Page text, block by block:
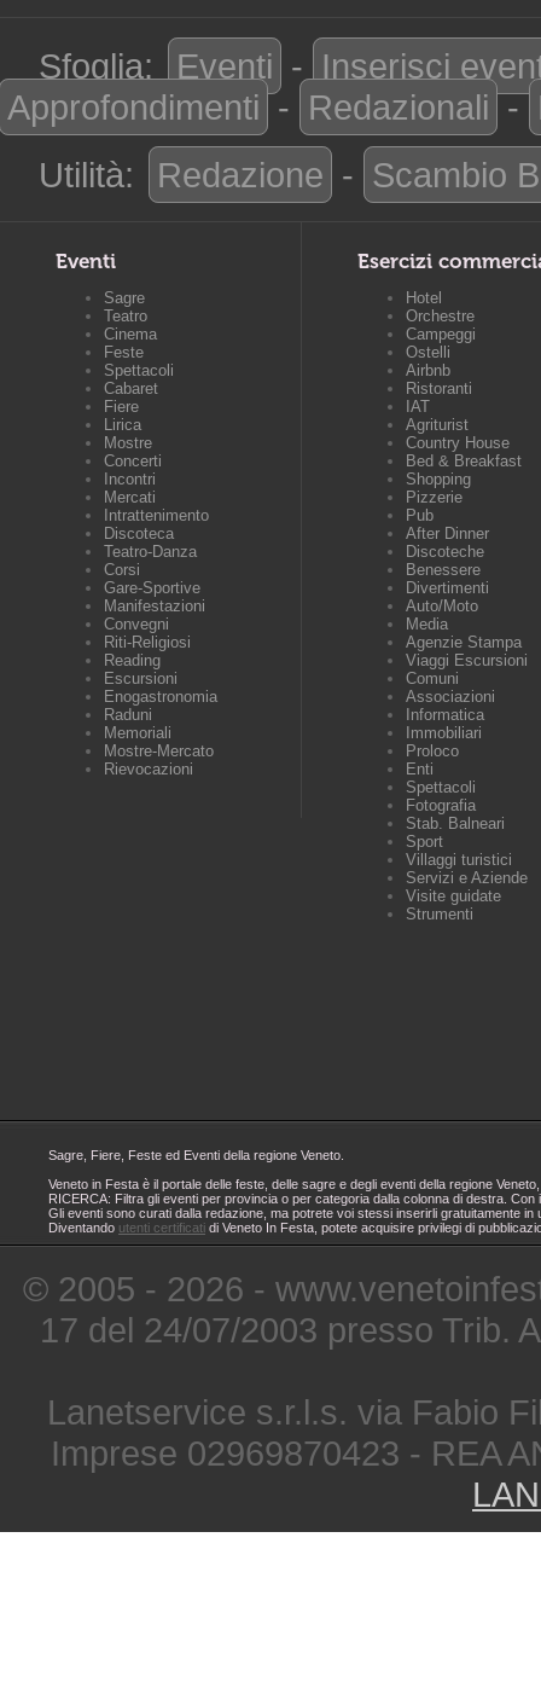
Sfoglia: Eventi - Inserisci
Approfondimenti - Redazionali -
Utilità:
Redazione - Scambio
Eventi
Sagre
Teatro
Cinema
Feste
Spettacoli
Cabaret
Fiere
Lirica
Mostre
Concerti
Incontri
Mercati
Intrattenimento
Discoteca
Teatro-Danza
Corsi
Gare-Sportive
Manifestazioni
Convegni
Riti-Religiosi
Reading
Escursioni
Enogastronomia
Raduni
Memoriali
Mostre-Mercato
Rievocazioni
Esercizi
Hotel
Orchestre
Campeggi
Ostelli
Airbnb
Ristoranti
IAT
Agriturist
Country House
Bed & Breakfast
Shopping
Pizzerie
Pub
After Dinner
Discoteche
Benessere
Divertimenti
Auto/Moto
Media
Agenzie Stampa
Viaggi Escursioni
Comuni
Associazioni
Informatica
Immobiliari
Proloco
Enti
Spettacoli
Fotografia
Stab. Balneari
Sport
Villaggi turistici
Servizi e Aziende
Visite guidate
Strumenti
Sagre, Fiere, Feste ed Eventi della regione Veneto.
Veneto in Festa è il portale delle feste, delle sagre e degli eventi della regione
RICERCA: Filtra gli eventi per provincia o per categoria dalla colonna di destra.
Gli eventi sono curati dalla redazione, ma potrete voi stessi inserirli gratuitamente
Diventando utenti certificati di Veneto In Festa, potete acquisire privilegi di
© 2005 - 2026 -
17 del 24/07/2003 presso Trib.
Lanetservice s.r.l.s. via Fabio
Imprese 02969870423 - REA